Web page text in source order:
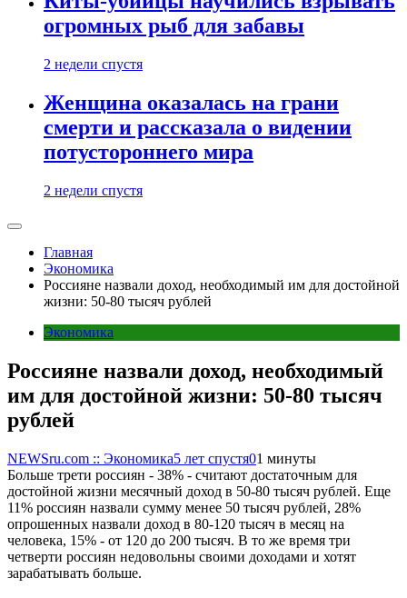
огромных рыб для забавы
2 недели спустя
Женщина оказалась на грани
смерти и рассказала о видении
потустороннего мира
2 недели спустя
Главная
Экономика
Россияне назвали доход, необходимый им для достойной
жизни: 50-80 тысяч рублей
Экономика
Россияне назвали доход, необходимый
им для достойной жизни: 50-80 тысяч
рублей
NEWSru.com :: Экономика5 лет спустя01 минуты
Больше трети россиян - 38% - считают достаточным для
достойной жизни месячный доход в 50-80 тысяч рублей. Еще
11% россиян назвали сумму менее 50 тысяч рублей, 28%
опрошенных назвали доход в 80-120 тысяч в месяц на
человека, 15% - от 120 до 200 тысяч. В то же время три
четверти россиян недовольны своими доходами и хотят
зарабатывать больше.